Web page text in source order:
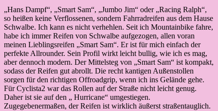
„Hans Dampf“, „Smart Sam“, „Jumbo Jim“ oder „Racing Ralph“,
so heißen keine Verflossenen, sondern Fahrradreifen aus dem Hause
Schwalbe. Ich kann es nicht verhehlen. Seit ich Mountainbike fahre,
habe ich immer Reifen von Schwalbe aufgezogen, allen voran
meinen Lieblingsreifen „Smart Sam“. Er ist für mich einfach der
perfekte Allrounder. Sein Profil wirkt leicht bullig, wie ich es mag,
aber dennoch modern. Der Mittelsteg von „Smart Sam“ ist kompakt,
sodass der Reifen gut abrollt. Die recht kantigen Außenstollen
sorgen für den richtigen Offroadgrip, wenn ich ins Gelände gehe.
Für Cyclista2 war das Rollen auf der Straße nicht leicht genug.
Daher ist sie auf den „ Hurricane“ umgestiegen.
Zugegebenermaßen, der Reifen ist wirklich äußerst straßentauglich.